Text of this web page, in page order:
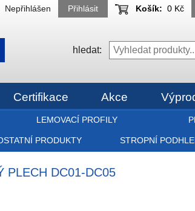
Nepřihlášen Přihlásit Košík: 0 Kč
hledat:
LEMOVACÍ PROFILY
PRODUKTY STROPNÍ
Certifikace Akce
PLECH DC01-DC05